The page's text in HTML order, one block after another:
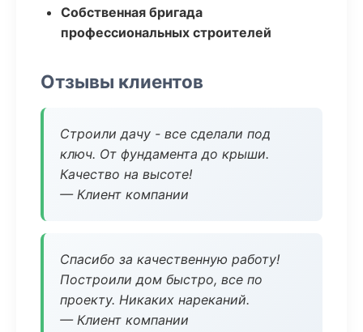
Собственная бригада
профессиональных строителей
Отзывы клиентов
Строили дачу - все сделали под
ключ. От фундамента до крыши.
Качество на высоте!
— Клиент компании
Спасибо за качественную работу!
Построили дом быстро, все по
проекту. Никаких нареканий.
— Клиент компании